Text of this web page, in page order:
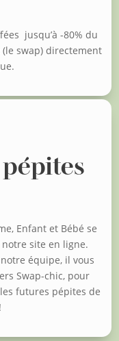
jusqu’à -80% du
swap) directement
Enfant et Bébé se
site en ligne.
équipe, il vous
Swap-chic, pour
futures pépites de